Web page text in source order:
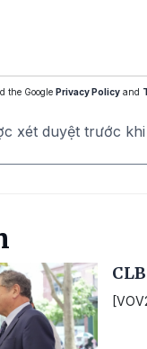
the Google Privacy Policy and
xét duyệt trước